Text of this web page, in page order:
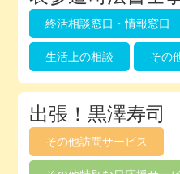
終活相談窓口・情報窓口
生活上の相談 その
出張！黒澤寿司
その他訪問サービス